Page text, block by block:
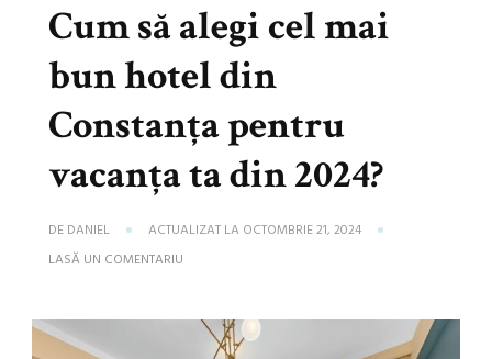
Cum să alegi cel mai
bun hotel din
Constanța pentru
vacanța ta din 2024?
DE DANIEL ACTUALIZAT LA OCTOMBRIE 21, 2024
LASĂ UN COMENTARIU
ALEGI